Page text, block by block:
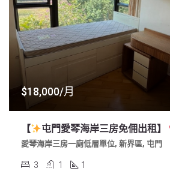
$18,000/月
【 屯門愛琴海岸三房免佣出租】
愛琴海岸三房一廁低層單位, 新界區, 屯門
3 1 1